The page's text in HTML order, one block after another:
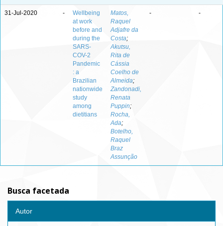
31-Jul-2020 -
Wellbeing
at work
before and
during the
SARS-
COV-2
Pandemic
: a
Brazilian
nationwide
study
among
dietitians
Matos,
Raquel
Adjafre da
Costa;
Akutsu,
Rita de
Cássia
Coelho de
Almeida;
Zandonadi,
Renata
Puppin;
Rocha,
Ada;
Botelho,
Raquel
Braz
Assunção
- -
Busca facetada
Autor